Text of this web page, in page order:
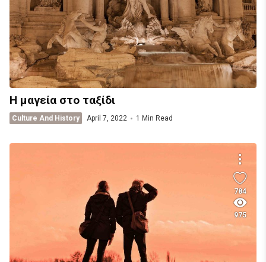
Η μαγεία στο ταξίδι
Culture And History April 7, 2022 1 Min Read
784
975